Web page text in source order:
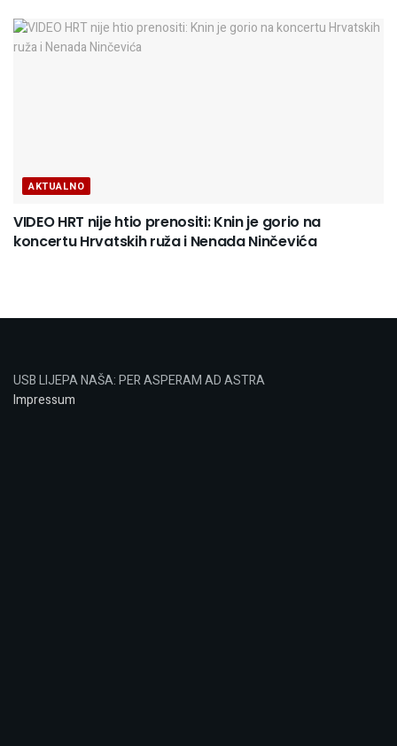
AKTUALNO
VIDEO HRT nije htio prenositi: Knin je gorio na
koncertu Hrvatskih ruža i Nenada Ninčevića
USB LIJEPA NAŠA: PER ASPERAM AD ASTRA
Impressum